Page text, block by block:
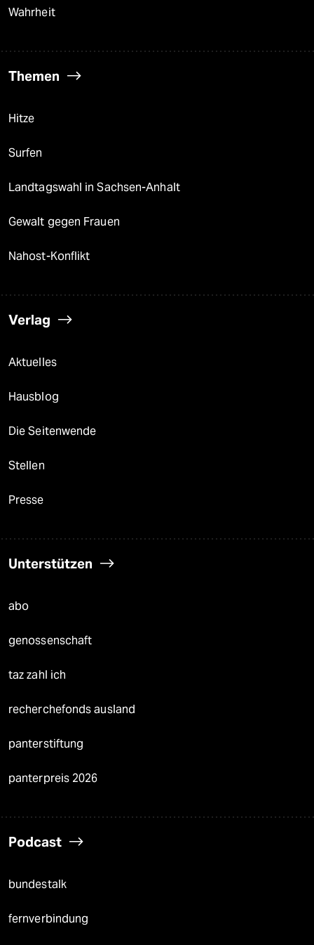
Wahrheit
Themen
Hitze
Surfen
Landtagswahl in Sachsen-Anhalt
Gewalt gegen Frauen
Nahost-Konflikt
Verlag
Aktuelles
Hausblog
Die Seitenwende
Stellen
Presse
Unterstützen
abo
genossenschaft
taz zahl ich
recherchefonds ausland
panterstiftung
panterpreis 2026
Podcast
bundestalk
fernverbindung